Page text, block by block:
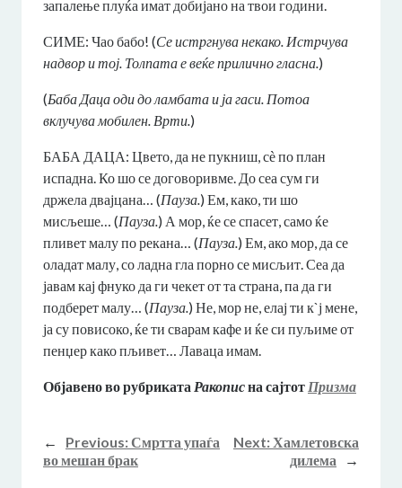
запалење плуќа имат добијано на твои години.
СИМЕ: Чао бабо! (Се истргнува некако. Истрчува
надвор и тој. Толпата е веќе прилично гласна.)
(Баба Даца оди до ламбата и ја гаси. Потоа
вклучува мобилен. Врти.)
БАБА ДАЦА: Цвето, да не пукниш, сѐ по план
испадна. Ко шо се договоривме. До сеа сум ги
држела двајцана… (Пауза.) Ем, како, ти шо
мисљеше… (Пауза.) А мор, ќе се спасет, само ќе
пливет малу по рекана… (Пауза.) Ем, ако мор, да се
оладат малу, со ладна гла порно се мисљит. Сеа да
јавам кај фнуко да ги чекет от та страна, па да ги
подберет малу… (Пауза.) Не, мор не, елај ти к`ј мене,
ја су повисоко, ќе ти сварам кафе и ќе си пуљиме от
пенџер како пљивет… Лаваца имам.
Објавено во рубриката Ракописна сајтот Призма
← Previous:Смртта упаѓа
во мешан брак
Next:Хамлетовска
дилема
→